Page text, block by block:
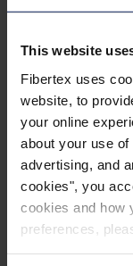
This website
Fibertex uses
website, to
your online
about your use of
advertising, and
cookies", you
cookies and how
preferences,
Zjistěte více